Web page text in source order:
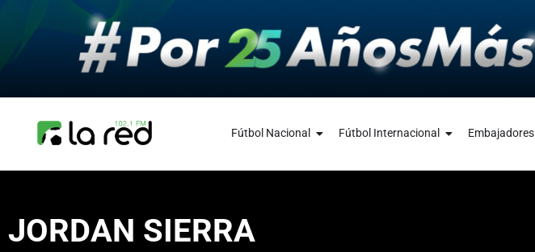
Fútbol Nacional Fútbol Internacional Embajadores
JORDAN SIERRA